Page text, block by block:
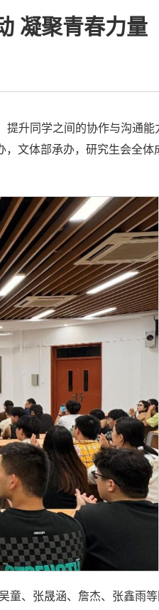
凝聚青春力量
升同学之间的协作与沟通
文体部承办，研究生会全
童、张晟涵、詹杰、张鑫雨